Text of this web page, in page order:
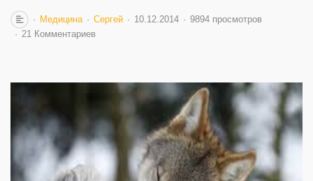
Медицина Сергей 10.12.2014
9894 просмотров
21 Комментариев